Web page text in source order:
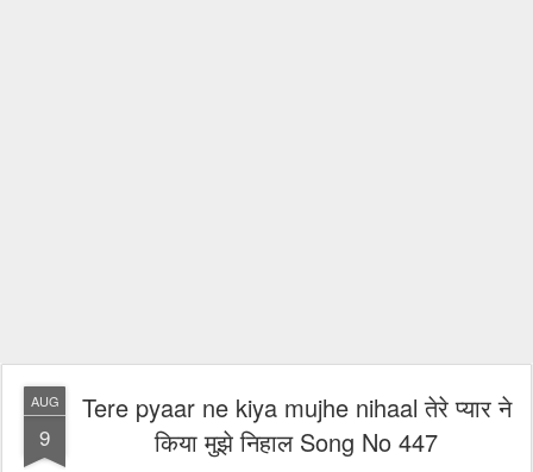
AUG
9
Tere pyaar ne kiya mujhe nihaal तेरे प्यार ने
किया मुझे निहाल Song No 447